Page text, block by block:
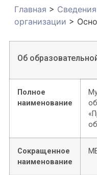
Главная >
организации >
Об
Полное
наименование
Сокращенное
наименование